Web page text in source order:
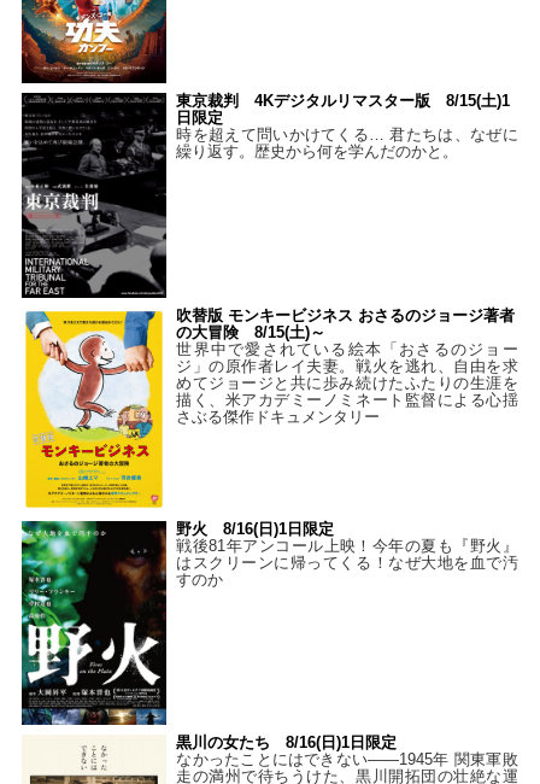
東京裁判 4Kデジタルリマスター版 8/15(土)1
日限定
時を超えて問いかけてくる… 君たちは、なぜに
繰り返す。歴史から何を学んだのかと。
吹替版 モンキービジネス おさるのジョージ著者
の大冒険 8/15(土)～
世界中で愛されている絵本「おさるのジョー
ジ」の原作者レイ夫妻。戦火を逃れ、自由を求
めてジョージと共に歩み続けたふたりの生涯を
描く、米アカデミーノミネート監督による心揺
さぶる傑作ドキュメンタリー
野火 8/16(日)1日限定
戦後81年アンコール上映！今年の夏も『野火』
はスクリーンに帰ってくる！なぜ大地を血で汚
すのか
黒川の女たち 8/16(日)1日限定
なかったことにはできない——1945年 関東軍敗
走の満州で待ちうけた、黒川開拓団の壮絶な運